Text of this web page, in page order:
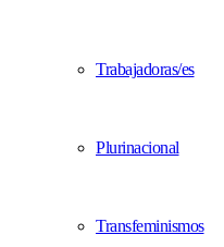
Trabajadoras/es
Plurinacional
Transfeminismos